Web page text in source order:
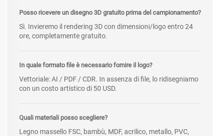
Posso ricevere un disegno 3D gratuito prima del campionamento?
Sì. Invieremo il rendering 3D con dimensioni/logo entro 24
ore, completamente gratuito.
In quale formato file è necessario fornire il logo?
Vettoriale: AI / PDF / CDR. In assenza di file, lo ridisegniamo
con un costo artistico di 50 USD.
Quali materiali posso scegliere?
Legno massello FSC, bambù, MDF, acrilico, metallo, PVC,